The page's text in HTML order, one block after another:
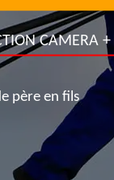
CAMERA +
père en fils